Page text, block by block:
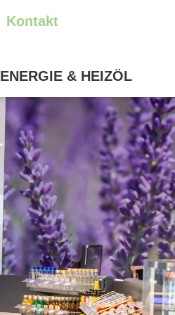
Kontakt
ENERGIE & HEIZÖL